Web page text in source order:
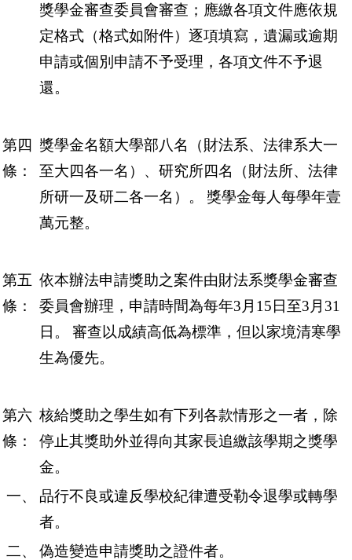
獎學金審查委員會審查；應繳各項文件應依規
定格式（格式如附件）逐項填寫，遺漏或逾期
申請或個別申請不予受理，各項文件不予退
還。
第四
條：
獎學金名額大學部八名（財法系、法律系大一
至大四各一名）、研究所四名（財法所、法律
所研一及研二各一名）。
獎學金每人每學年壹
萬元整。
第五
條：
依本辦法申請獎助之案件由財法系獎學金審查
委員會辦理，申請時間為每年3月15日至3月31
日。
審查以成績高低為標準，但以家境清寒學
生為優先。
第六
條：
核給獎助之學生如有下列各款情形之一者，除
停止其獎助外並得向其家長追繳該學期之獎學
金。
一、
品行不良或違反學校紀律遭受勒令退學或轉學
者。
二、
偽造變造申請獎助之證件者。